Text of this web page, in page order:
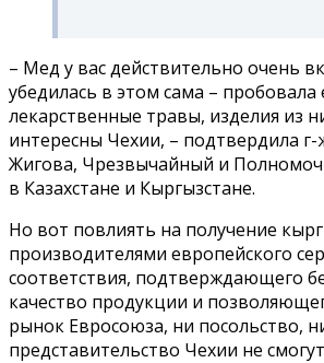
– Мед у вас действительно очень
убедилась в этом сама – пробовала
лекарственные травы, изделия из
интересны Чехии, – подтвердила
Жигова, Чрезвычайный и
в Казахстане и Кыргызстане.
Но вот повлиять на получение
производителями европейского
соответствия, подтверждающего
качество продукции и
рынок Евросоюза, ни посольство,
представительство Чехии не